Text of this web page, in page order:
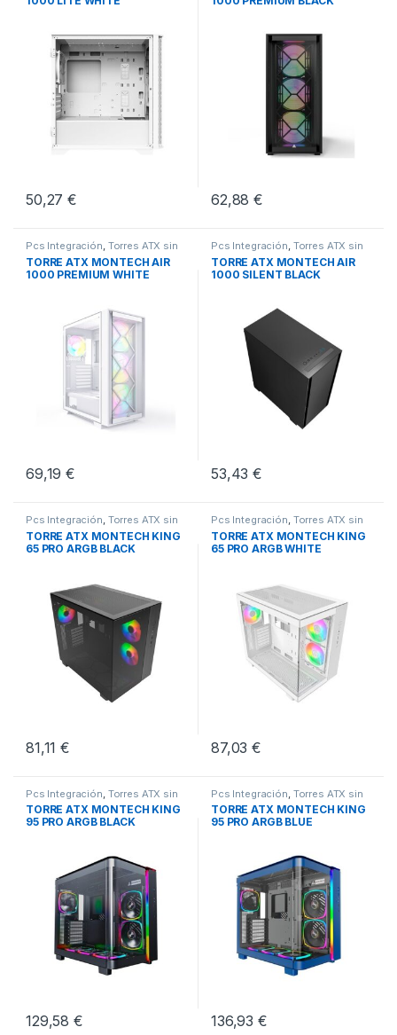
50,27€ 62,88€
Pcs Integración, Torres ATX sin
Fuente, Torres Sobremesa
TORRE ATX MONTECH AIR
1000 PREMIUM WHITE
69,19€
Pcs Integración, Torres ATX sin
Fuente, Torres Sobremesa
TORRE ATX MONTECH AIR
1000 SILENT BLACK
53,43€
Pcs Integración, Torres ATX sin
Fuente, Torres Sobremesa
TORRE ATX MONTECH KING
65 PRO ARGB BLACK
81,11€
Pcs Integración, Torres ATX sin
Fuente, Torres Sobremesa
TORRE ATX MONTECH KING
65 PRO ARGB WHITE
87,03€
Pcs Integración Torres ATX sin
Fuente, Torres Sobremesa
TORRE ATX MONTECH KING
95 PRO ARGB BLACK
129,58€
Pcs Integración Torres ATX sin
Fuente, Torres Sobremesa
TORRE ATX MONTECH KING
95 PRO ARGB BLUE
136,93€